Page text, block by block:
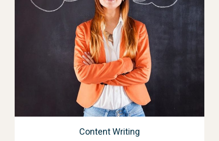
Content Writing